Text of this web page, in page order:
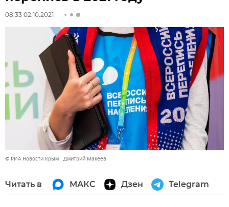
08:33 02.10.2021
© РИА Новости Крым . Дмитрий Макеев
Читать в МАКС Дзен Telegram